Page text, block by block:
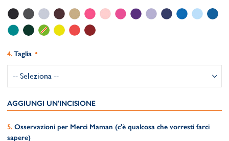
Taglia
AGGIUNGI UN'INCISIONE
Osservazioni per Merci Maman (c'è qualcosa che vorresti farci
sapere)